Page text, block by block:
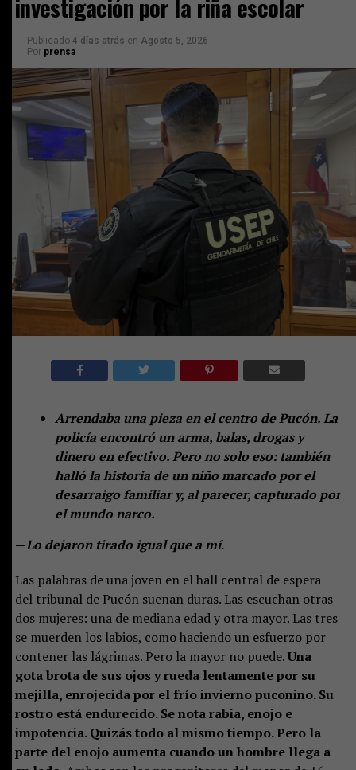
investigación por la riña escolar
Publicado 4 días atrás en Agosto 5, 2026
Por prensa
Arrendaba una pieza en el centro de Pucón. La
policía encontró un arma, balas, drogas y
dinero en efectivo. Pero no solo eso: también
halló la historia de un niño marcado por el
desarraigo familiar y, al parecer, capturado por
el mundo narco.
—Lo dejaron tirado igual que a mí.
Las palabras de una joven en el hall central de espera
del tribunal de Pucón suenan duras. Las escuchan otras
dos mujeres: una de mediana edad y otra mayor. Las tres
se muerden los labios, como haciendo un esfuerzo por
contener las lágrimas. Pero la mayor no puede.Una
gota brota de sus ojos y rueda lentamente por su
mejilla, enrojecida por el frío invierno puconino. Su
rostro está endurecido. Se nota rabia, enojo e
impotencia. Quizás todo al mismo tiempo. Pero la
parte del enojo aumenta cuando un hombre llega a